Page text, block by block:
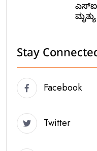
ಎಸ್ಐ
ಮೃತ್ಯು
Stay
Facebook
Twitter